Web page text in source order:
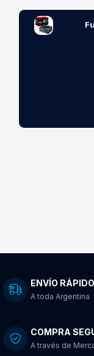
ENVÍO RÁPIDO
A toda Argentina
COMPRA
A través de